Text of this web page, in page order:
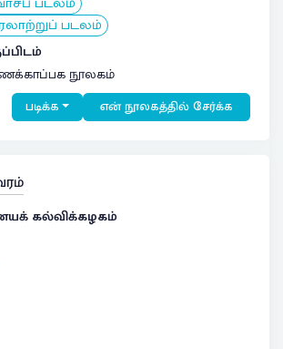
படலம்
நூலகம்
படிக்க என் நூலகத்தில் சேர்க்க
கல்விக்கழகம்